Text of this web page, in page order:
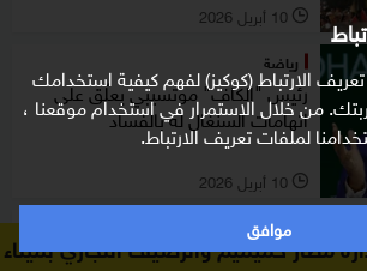
الارتباط (كوكيز) لفهم كيفية استخدامك
من خلال الاستمرار في استخدام موقعنا ،
لملفات تعريف الارتباط.
موافق
l 10 أبريل 2026
رياضة
رئيس "الكاف" موتسيبي يعلّق على
اتهامات السنغال له بالفساد
l 10 أبريل 2026
شرق أوسط
المغرب يرحب بإعلان وقف إطلاق النار
التجاري بميناء طرطوس